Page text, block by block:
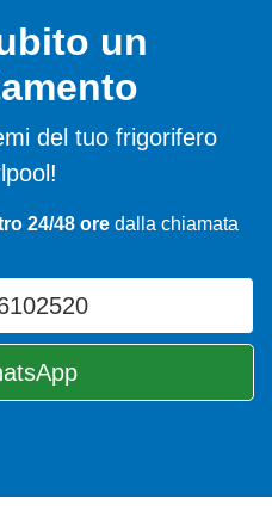
un
del tuo frigorifero
24/48 oredalla chiamata